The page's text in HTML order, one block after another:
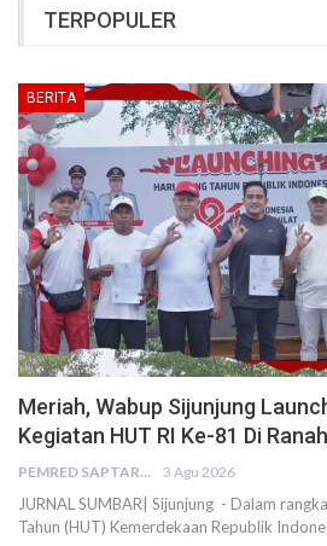
TERPOPULER
BERITA
Meriah, Wabup Sijunjung
Kegiatan HUT RI Ke-81 Di
PEMRED SAPTARIUS 3 Agu 2026
JURNAL SUMBAR| Sijunjung - Dalam
Tahun (HUT) Kemerdekaan Republik